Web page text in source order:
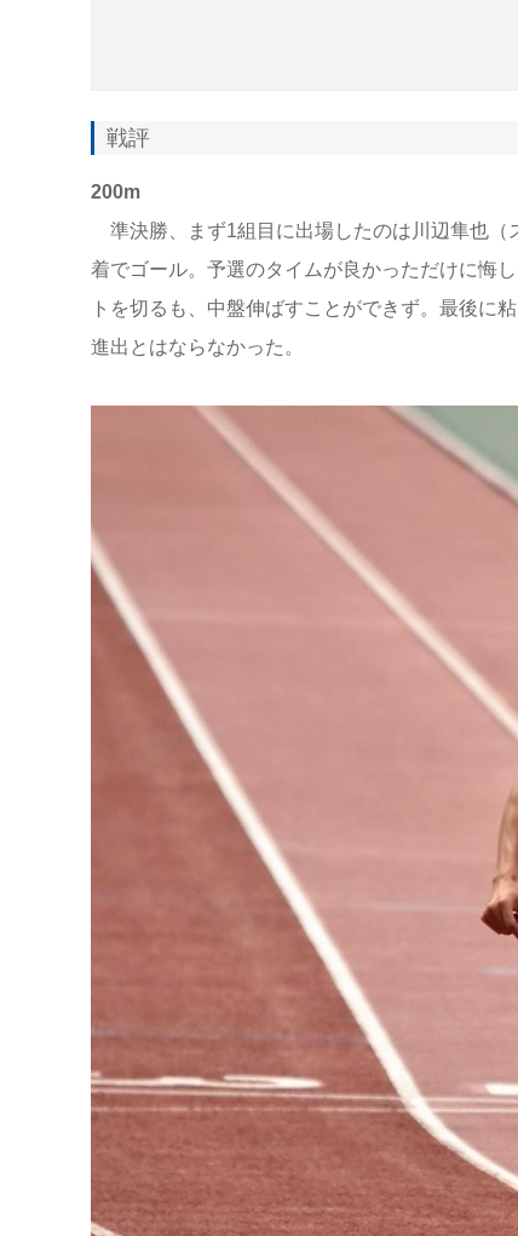
戦評
200m
準決勝、まず1組目に出場したのは川辺隼也（
着でゴール。予選のタイムが良かっただけに悔
トを切るも、中盤伸ばすことができず。最後に
進出とはならなかった。